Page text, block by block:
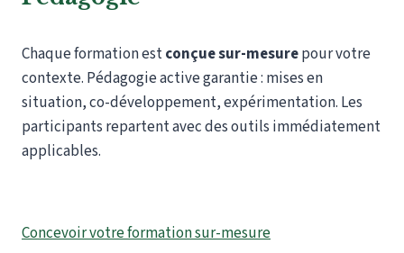
Chaque formation estconçue sur-mesurepour votre
contexte. Pédagogie active garantie : mises en
situation, co-développement, expérimentation. Les
participants repartent avec des outils immédiatement
applicables.
Concevoir votre formation sur-mesure